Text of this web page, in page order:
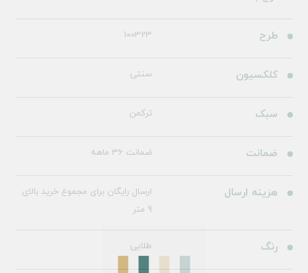
طرح 100323
کلکسیون سنتی
سبک ترکمن
ضمانت ضمانت 36 ماهه
هزینه ارسال
ارسال رایگان برای مجموع خرید بالای
9 متر
رنگ طلایی